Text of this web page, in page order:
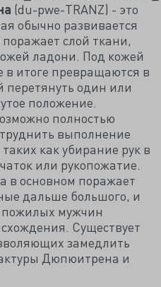
(du-pwe-TRANZ) - это
обычно развивается
слой ткани,
ладони. Под кожей
в итоге превращаются в
один или
положение.
полностью
выполнение
как убирание рук в
или рукопожатие.
в основном поражает
дальше большого, и
пожилых мужчин
Существует
замедлить
Дюпюитрена и